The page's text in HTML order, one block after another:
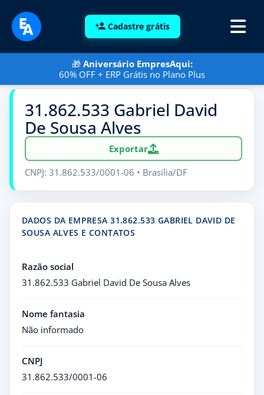
Cadastre grátis
🎁 Aniversário EmpresAqui:
60% OFF + ERP Grátis no Plano Plus
31.862.533 Gabriel David
De Sousa Alves
Exportar
CNPJ: 31.862.533/0001-06 • Brasilia/DF
DADOS DA EMPRESA 31.862.533 GABRIEL DAVID DE
SOUSA ALVES E CONTATOS
Razão social
31.862.533 Gabriel David De Sousa Alves
Nome fantasia
Não informado
CNPJ
31.862.533/0001-06